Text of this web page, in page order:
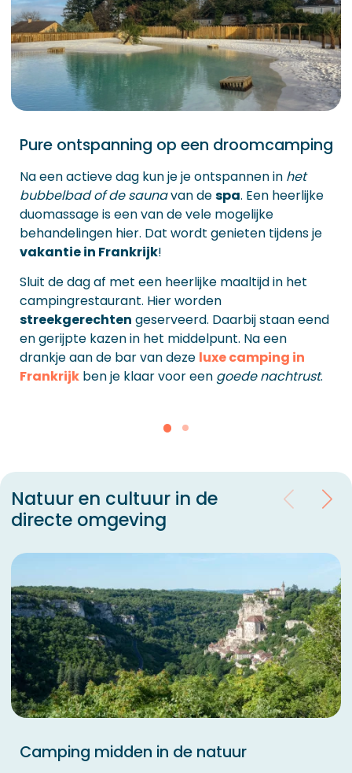
Pure ontspanning op een droomcamping
Na een actieve dag kun je je ontspannen in het
bubbelbad of de saunavan despa. Een heerlijke
duomassage is een van de vele mogelijke
behandelingen hier. Dat wordt genieten tijdens je
vakantie in Frankrijk!
Sluit de dag af met een heerlijke maaltijd in het
campingrestaurant. Hier worden
streekgerechten geserveerd. Daarbij staan eend
en gerijpte kazen in het middelpunt. Na een
drankje aan de bar van deze luxe camping in
Frankrijkben je klaar voor een goede nachtrust.
Natuur en cultuur in de
directe omgeving
Camping midden in de natuur